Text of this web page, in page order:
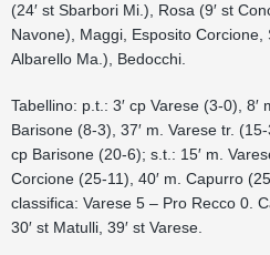
(24′ st Sbarbori Mi.), Rosa (9′ st
Navone), Maggi, Esposito Corcione,
Albarello Ma.), Bedocchi.
Tabellino: p.t.: 3′ cp Varese (3-0), 8′
Barisone (8-3), 37′ m. Varese tr.
cp Barisone (20-6); s.t.: 15′ m.
Corcione (25-11), 40′ m. Capurro
classifica: Varese 5 – Pro Recco 0.
30′ st Matulli, 39′ st Varese.